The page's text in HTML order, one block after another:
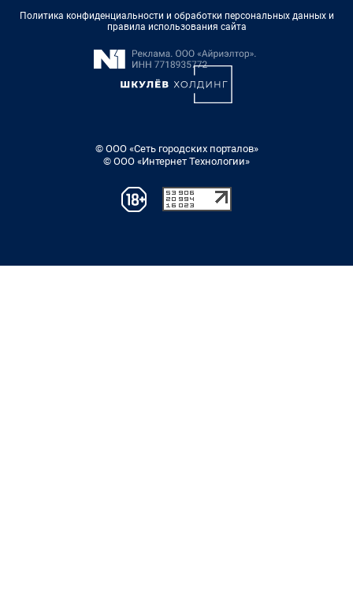
Политика конфиденциальности и обработки персональных данных и
правила использования сайта
© ООО «Сеть городских порталов»
© ООО «Интернет Технологии»